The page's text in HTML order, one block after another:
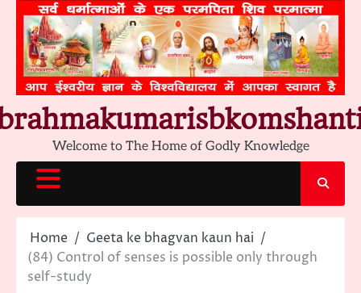
content
Welcome to The Home of Godly Knowledge
Home
Geeta ke bhagvan kaun hai
(84) Control of senses is possible only through
self-study